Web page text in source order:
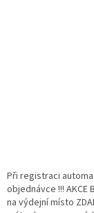
Při registraci
objednávce !!! AKCE
na výdejní místo